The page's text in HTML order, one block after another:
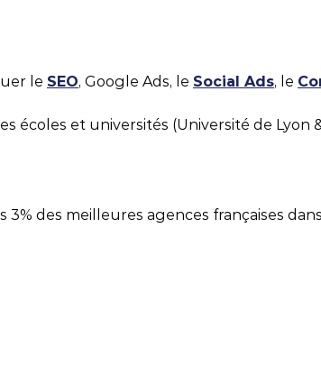
le SEO, Google Ads, le Social Ads, le
écoles et universités (Université de Lyon
3% des meilleures agences françaises